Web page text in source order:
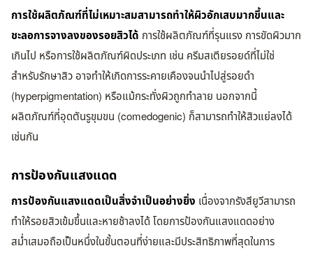
การใช้ผลิตภัณฑ์ที่ไม่เหมาะสมสามารถทำให้ผิวอักเสบมากขึ้นและ
ชะลอการจางลงของรอยสิวได้ การใช้ผลิตภัณฑ์ที่รุนแรง การขัดผิวมาก
เกินไป หรือการใช้ผลิตภัณฑ์ผิดประเภท เช่น ครีมสเตียรอยด์ที่ไม่ใช่
สำหรับรักษาสิว อาจทำให้เกิดการระคายเคืองจนนำไปสู่รอยดำ
(hyperpigmentation) หรือแม้กระทั่งผิวถูกทำลาย นอกจากนี้
ผลิตภัณฑ์ที่อุดตันรูขุมขน (comedogenic) ก็สามารถทำให้สิวแย่ลงได้
เช่นกัน
การป้องกันแสงแดด
การป้องกันแสงแดดเป็นสิ่งจำเป็นอย่างยิ่ง เนื่องจากรังสียูวีสามารถ
ทำให้รอยสิวเข้มขึ้นและหายช้าลงได้ โดยการป้องกันแสงแดดอย่าง
สม่ำเสมอถือเป็นหนึ่งในขั้นตอนที่ง่ายและมีประสิทธิภาพที่สุดในการ